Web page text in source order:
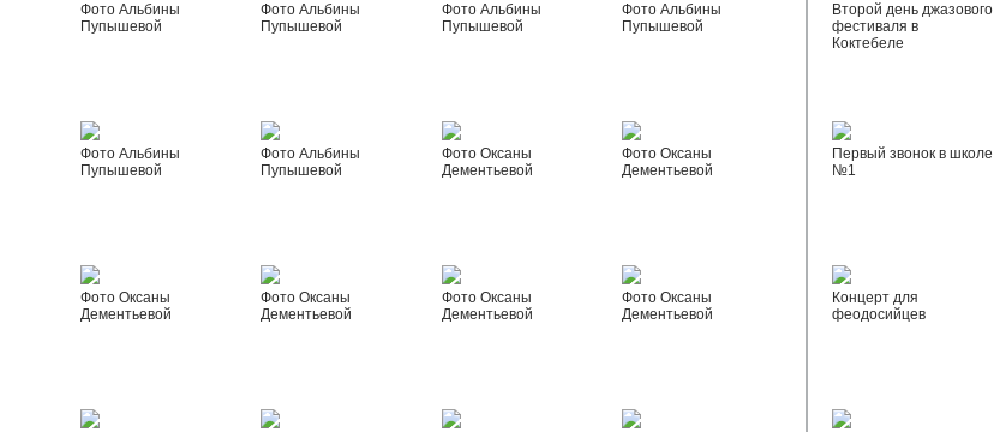
Фото Альбины
Пупышевой
Фото Альбины
Пупышевой
Фото Альбины
Пупышевой
Фото Альбины
Пупышевой
Фото Альбины
Пупышевой
Фото Альбины
Пупышевой
Фото Оксаны
Дементьевой
Фото Оксаны
Дементьевой
Фото Оксаны
Дементьевой
Фото Оксаны
Дементьевой
Фото Оксаны
Дементьевой
Фото Оксаны
Дементьевой
Второй день джазового
фестиваля в
Коктебеле
Первый звонок в школе
№1
Концерт для
феодосийцев